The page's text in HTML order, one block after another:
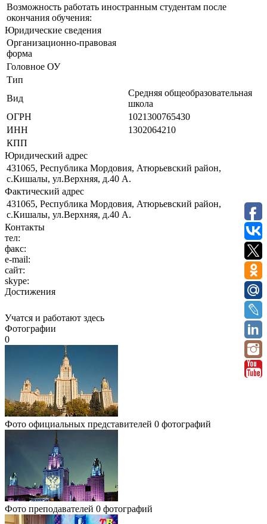
Возможность работать иностранным студентам после
окончания обучения:
Юридические сведения
Организационно-правовая
форма
Головное ОУ
Тип
Вид
Средняя общеобразовательная
школа
ОГРН
1021300765430
ИНН
1302064210
КПП
Юридический адрес
431065, Республика Мордовия, Атюрьевский район,
с.Кишалы, ул.Верхняя, д.40 А.
Фактический адрес
431065, Республика Мордовия, Атюрьевский район,
с.Кишалы, ул.Верхняя, д.40 А.
Контакты
тел:
факс:
e-mail:
сайт:
skype:
Достижения
Учатся и работают здесь
Фотографии
0
Фото официальных представителей 0 фотографий
Фото преподавателей 0 фотографий